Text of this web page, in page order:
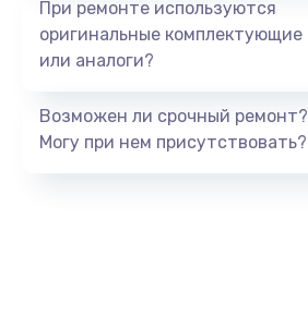
При ремонте используются
оригинальные комплектующие
или аналоги?
Возможен ли срочный ремонт?
Могу при нем присутствовать?